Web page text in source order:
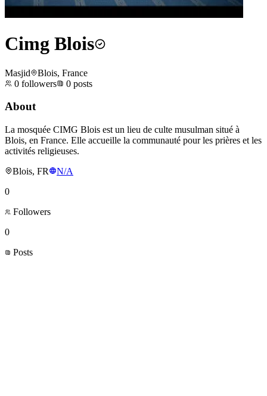
Cimg Blois
Masjid
Blois, France
0 followers 0 posts
About
La mosquée CIMG Blois est un lieu de culte musulman situé à
Blois, en France. Elle accueille la communauté pour les prières et les
activités religieuses.
Blois, FR
N/A
0
Followers
0
Posts